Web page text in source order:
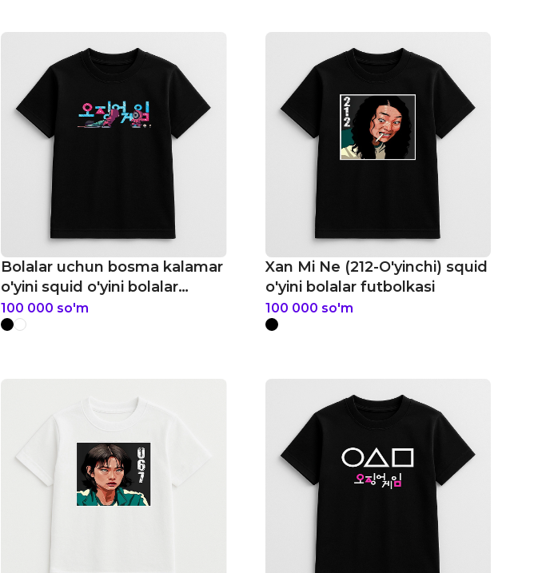
Bolalar uchun bosma kalamar
o'yini squid o'yini bolalar
futbolkasi
100 000 so'm
Xan Mi Ne (212-O'yinchi) squid
o'yini bolalar futbolkasi
100 000 so'm